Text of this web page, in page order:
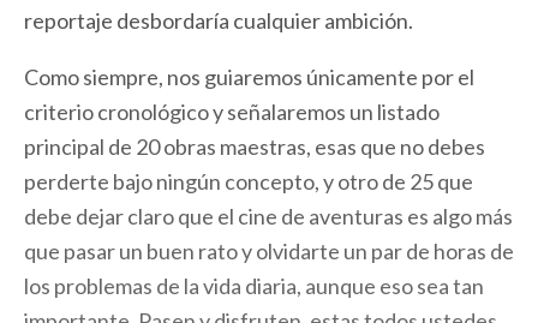
reportaje desbordaría cualquier ambición.
Como siempre, nos guiaremos únicamente por el
criterio cronológico y señalaremos un listado
principal de 20 obras maestras, esas que no debes
perderte bajo ningún concepto, y otro de 25 que
debe dejar claro que el cine de aventuras es algo más
que pasar un buen rato y olvidarte un par de horas de
los problemas de la vida diaria, aunque eso sea tan